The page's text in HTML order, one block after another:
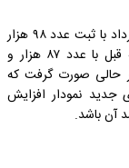
میزان استقبال و افزایش مخاطبان از روز سه‌شنبه ۵ خرداد با ثبت عدد ۹۸ هزار
و ۵۹۲ مخاطب در مقایسه با بازه زمانی مشابه هفته قبل با عدد ۸۷ هزار و
۷۶ هزار مخاطب در حالی صورت گرفت که
جدید نمودار افزایش
آن باشد.